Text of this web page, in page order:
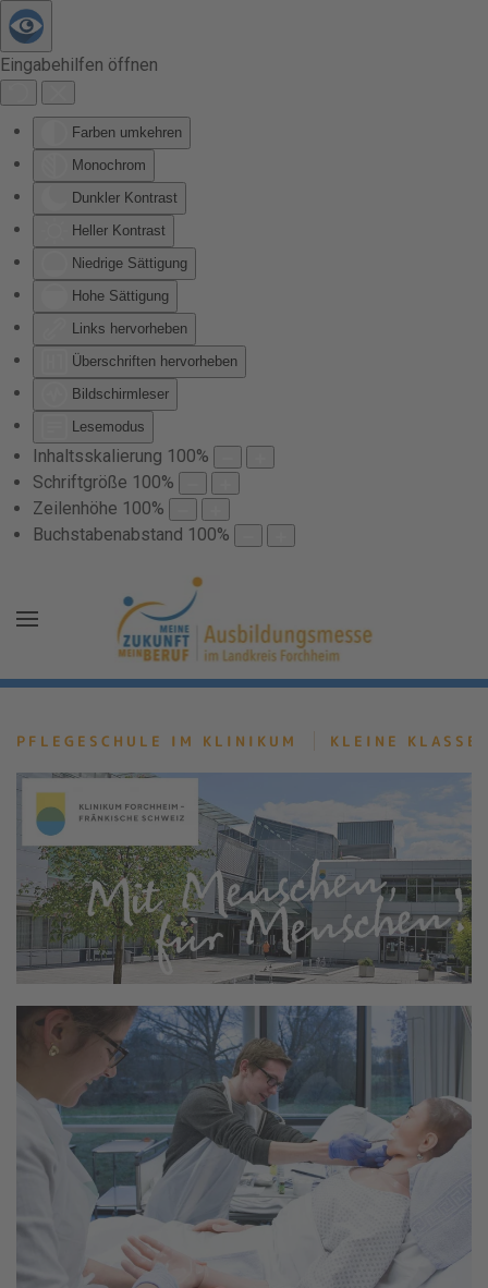
Eingabehilfen öffnen
Farben umkehren
Monochrom
Dunkler Kontrast
Heller Kontrast
Niedrige Sättigung
Hohe Sättigung
Links hervorheben
Überschriften hervorheben
Bildschirmleser
Lesemodus
Inhaltsskalierung 100%
Schriftgröße 100%
Zeilenhöhe 100%
Buchstabenabstand 100%
Zum Hauptinhalt springen
PFLEGESCHULE IM KLINIKUM KLEINE